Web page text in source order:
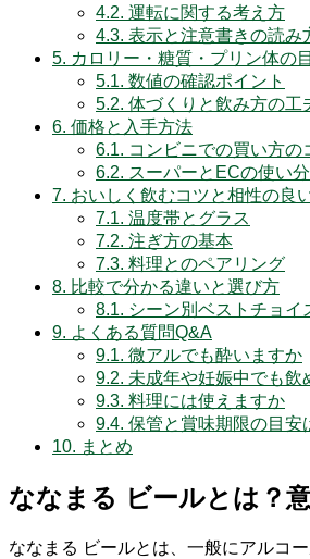
4.2. 運転に関する考え方
4.3. 表示と注意書きの読み
5. カロリー・糖質・プリン体の
5.1. 数値の確認ポイント
5.2. 体づくりと飲み方の工
6. 価格と入手方法
6.1. コンビニでの買い方の
6.2. スーパーとECの使い
7. おいしく飲むコツと相性の良
7.1. 温度帯とグラス
7.2. 注ぎ方の基本
7.3. 料理とのペアリング
8. 比較で分かる違いと選び方
8.1. シーン別ベストチョイ
9. よくある質問Q&A
9.1. 微アルでも酔いますか
9.2. 未成年や妊娠中でも飲
9.3. 料理には使えますか
9.4. 保管と賞味期限の目安
10. まとめ
ななまる ビールとは？
ななまる ビールとは、一般にアルコ